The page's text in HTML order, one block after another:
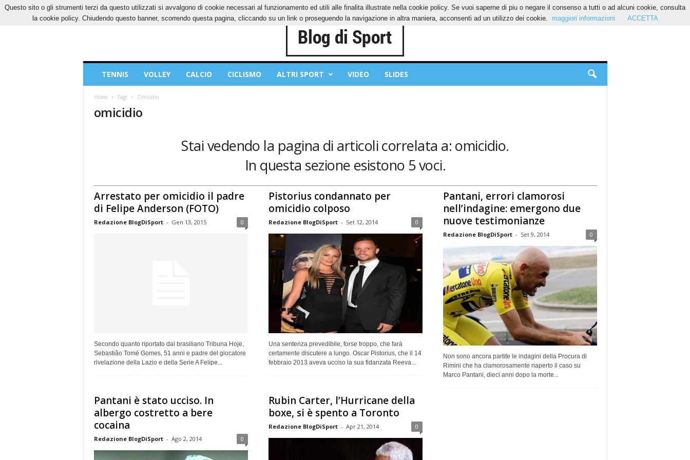
GIOVEDÌ, 6 AGOSTO 2026 CONTATTI COOKIES PRIVACY POLICY
Sport
TENNIS VOLLEY CALCIO CICLISMO ALTRI SPORT VIDEO SLIDES
Home Tags Omicidio
omicidio
Stai vedendo la pagina di articoli correlata a: omicidio.
In questa sezione esistono 5 voci.
Arrestato per omicidio il padre
di Felipe Anderson (FOTO)
Redazione BlogDiSport - Gen 13, 2015 0
Secondo quanto riportato dal brasiliano Tribuna Hoje,
Sebastião Tomé Gomes, 51 anni e padre del giocatore
rivelazione della Lazio e della Serie A Felipe...
Pistorius condannato per
omicidio colposo
Redazione BlogDiSport - Set 12, 2014 0
Una sentenza prevedibile, forse troppo, che farà
certamente discutere a lungo. Oscar Pistorius, che il 14
febbraio 2013 aveva ucciso la sua fidanzata Reeva...
Pantani, errori clamorosi
nell’indagine: emergono due
nuove testimonianze
Redazione BlogDiSport - Set 9, 2014 0
Non sono ancora partite le indagini della Procura di
Rimini che ha clamorosamente riaperto il caso su
Marco Pantani, dieci anni dopo la morte...
Pantani è stato ucciso. In
albergo costretto a bere
cocaina
Redazione BlogDiSport - Ago 2, 2014 0
Rubin Carter, l’Hurricane della
boxe, si è spento a Toronto
Redazione BlogDiSport - Apr 21, 2014 0
Questo sito o gli strumenti terzi da questo utilizzati si avvalgono di cookie necessari al funzionamento ed utili alle finalita illustrate nella cookie policy. Se vuoi saperne di piu o negare il consenso a tutti o ad alcuni cookie, consulta
la cookie policy. Chiudendo questo banner, scorrendo questa pagina, cliccando su un link o proseguendo la navigazione in altra maniera, acconsenti ad un utilizzo dei cookie.
maggiori informazioni ACCETTA